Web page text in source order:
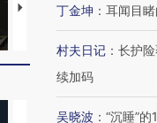
马航飞行员跨国走私7万
丁金坤 ： 耳闻目
村夫日记 ： 长护
续加码
吴晓波 ： “沉睡”